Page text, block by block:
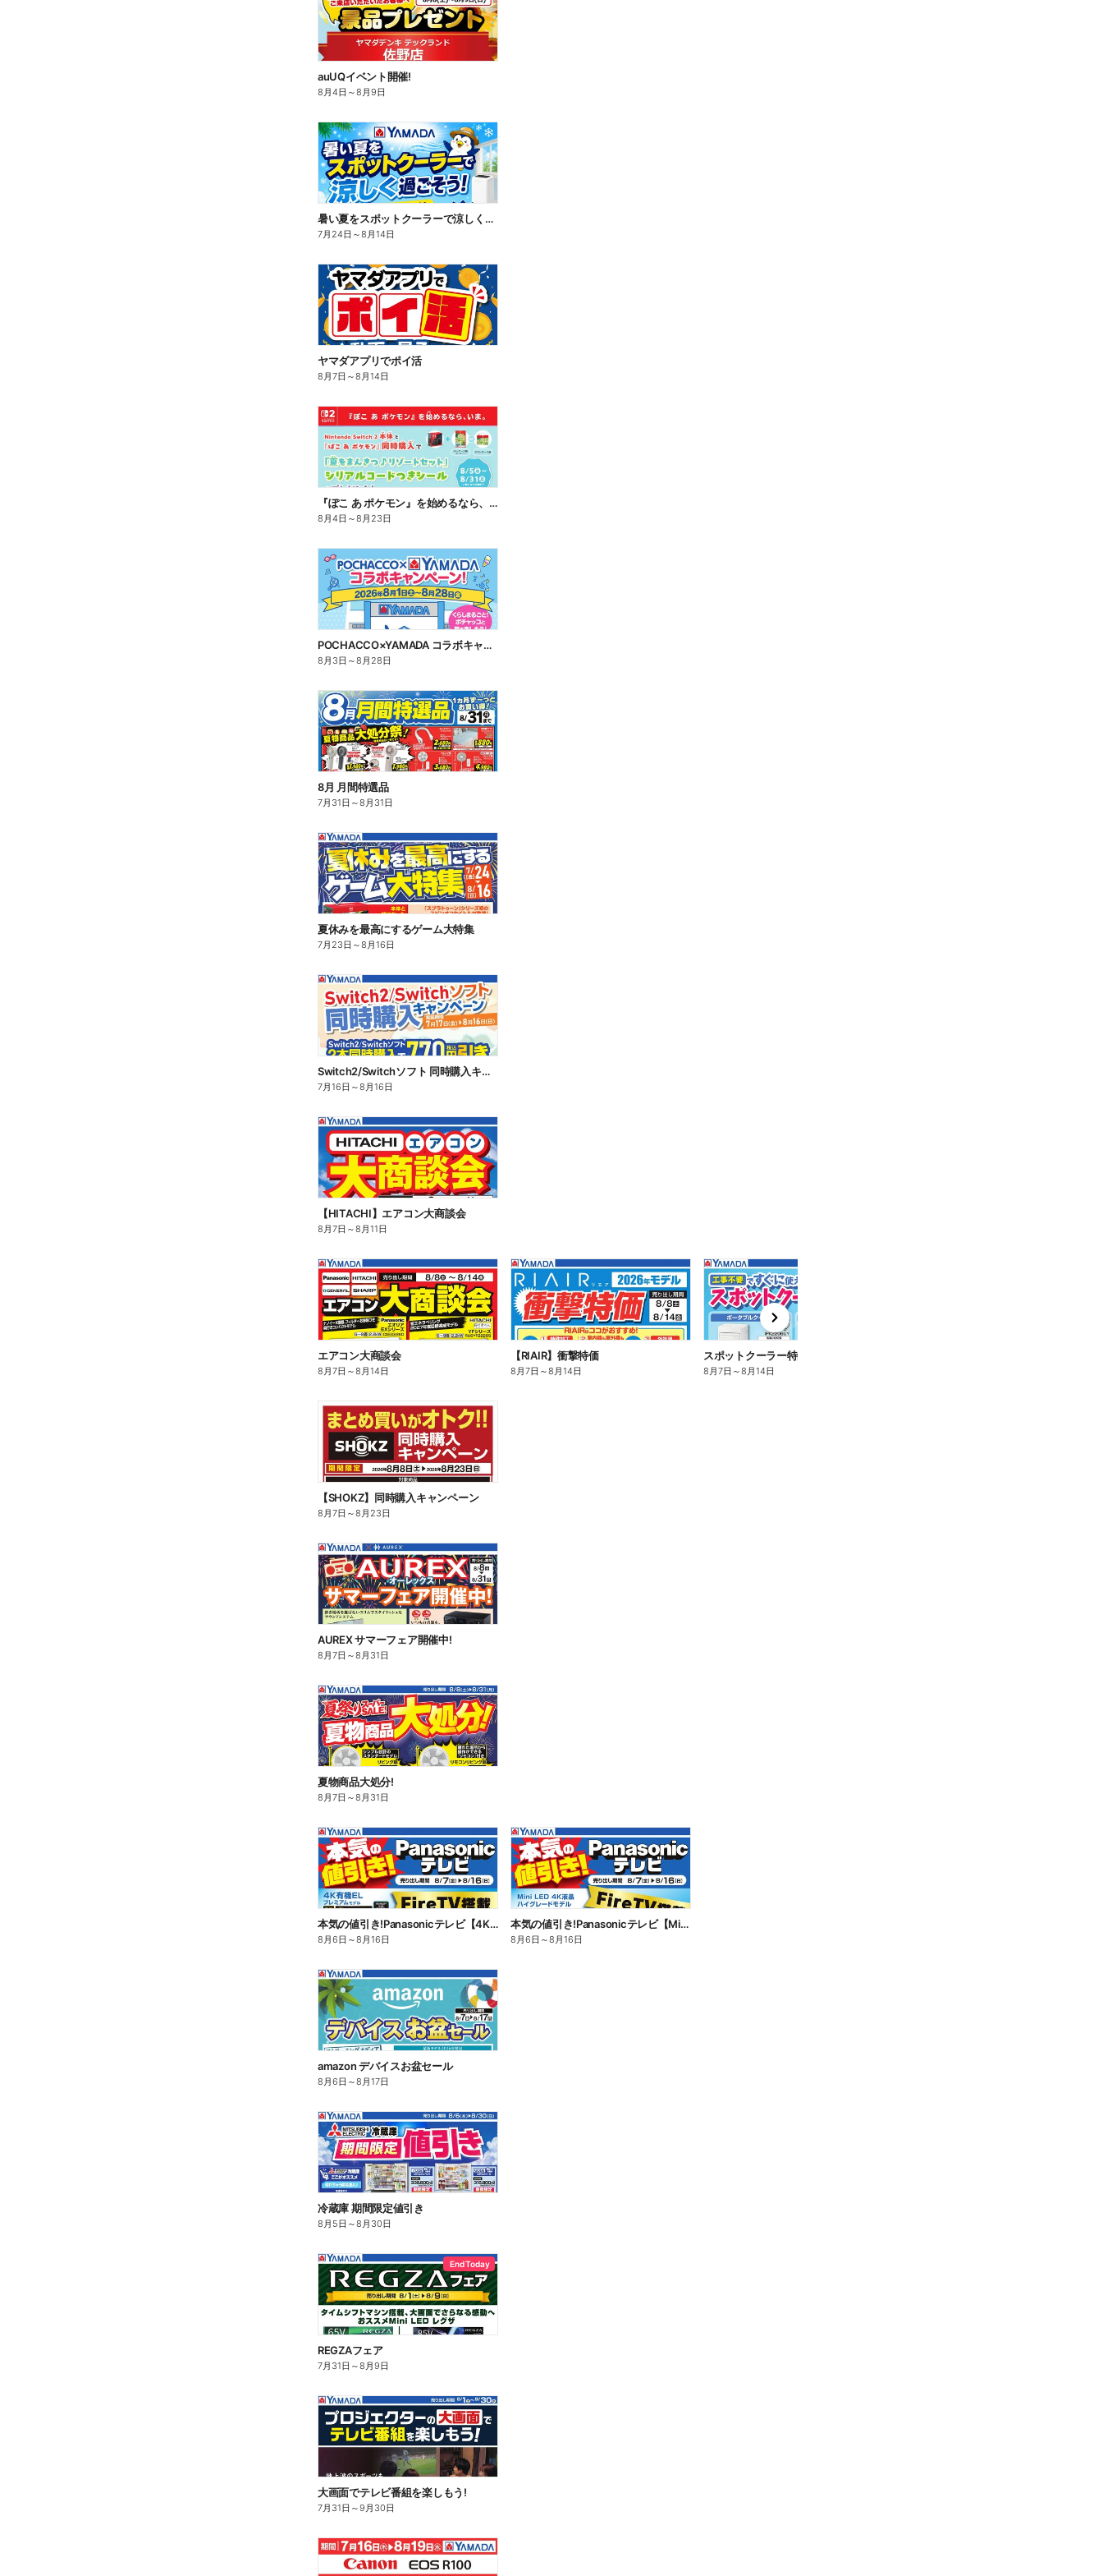
auUQイベント開催!
8月4日 ～8月9日
暑い夏をスポットクーラーで涼しく過ごそう!
7月24日 ～8月14日
ヤマダアプリでポイ活
8月7日 ～8月14日
『ぽこ あ ポケモン』を始めるなら、いま。
8月4日 ～8月23日
POCHACCO×YAMADA コラボキャンペーン!
8月3日 ～8月28日
8月 月間特選品
7月31日 ～8月31日
夏休みを最高にするゲーム大特集
7月23日 ～8月16日
Switch2/Switchソフト 同時購入キャンペーン
7月16日 ～8月16日
【HITACHI】エアコン大商談会
8月7日 ～8月11日
エアコン大商談会
8月7日 ～8月14日
【RIAIR】衝撃特価
8月7日 ～8月14日
スポットクーラー特集
8月7日 ～8月14日
e
x
t
【SHOKZ】同時購入キャンペーン
8月7日 ～8月23日
AUREX サマーフェア開催中!
8月7日 ～8月31日
夏物商品大処分!
8月7日 ～8月31日
本気の値引き!Panasonicテレビ【4K有機EL】
8月6日 ～8月16日
本気の値引き!Panasonicテレビ【Mini LED 4K液晶】
8月6日 ～8月16日
amazon デバイスお盆セール
8月6日 ～8月17日
冷蔵庫 期間限定値引き
8月5日 ～8月30日
End Today
REGZAフェア
7月31日 ～8月9日
大画面でテレビ番組を楽しもう!
7月31日 ～9月30日